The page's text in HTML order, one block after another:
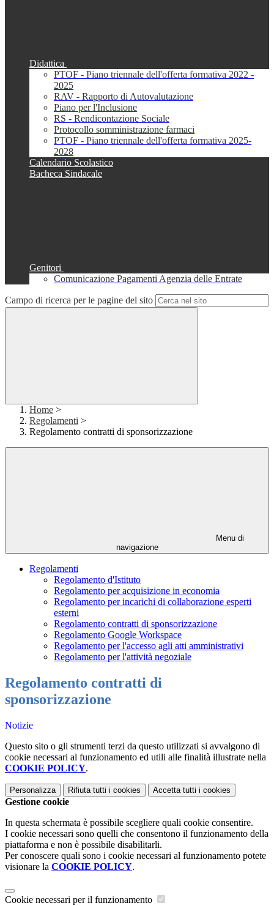
Didattica
PTOF - Piano triennale dell'offerta formativa 2022 -
2025
RAV - Rapporto di Autovalutazione
Piano per l'Inclusione
RS - Rendicontazione Sociale
Protocollo somministrazione farmaci
PTOF - Piano triennale dell'offerta formativa 2025-
2028
Calendario Scolastico
Bacheca Sindacale
Genitori
Comunicazione Pagamenti Agenzia delle Entrate
Campo di ricerca per le pagine del sito
Home >
Regolamenti >
Regolamento contratti di sponsorizzazione
Menu di
navigazione
Regolamenti
Regolamento d'Istituto
Regolamento per acquisizione in economia
Regolamento per incarichi di collaborazione esperti
esterni
Regolamento contratti di sponsorizzazione
Regolamento Google Workspace
Regolamento per l'accesso agli atti amministrativi
Regolamento per l'attività negoziale
Regolamento contratti di
sponsorizzazione
Notizie
Questo sito o gli strumenti terzi da questo utilizzati si avvalgono di
cookie necessari al funzionamento ed utili alle finalità illustrate nella
COOKIE POLICY.
Personalizza Rifiuta tutti i cookies Accetta tutti i cookies
Gestione cookie
In questa schermata è possibile scegliere quali cookie consentire.
I cookie necessari sono quelli che consentono il funzionamento della
piattaforma e non è possibile disabilitarli.
Per conoscere quali sono i cookie necessari al funzionamento potete
visionare la COOKIE POLICY.
Cookie necessari per il funzionamento